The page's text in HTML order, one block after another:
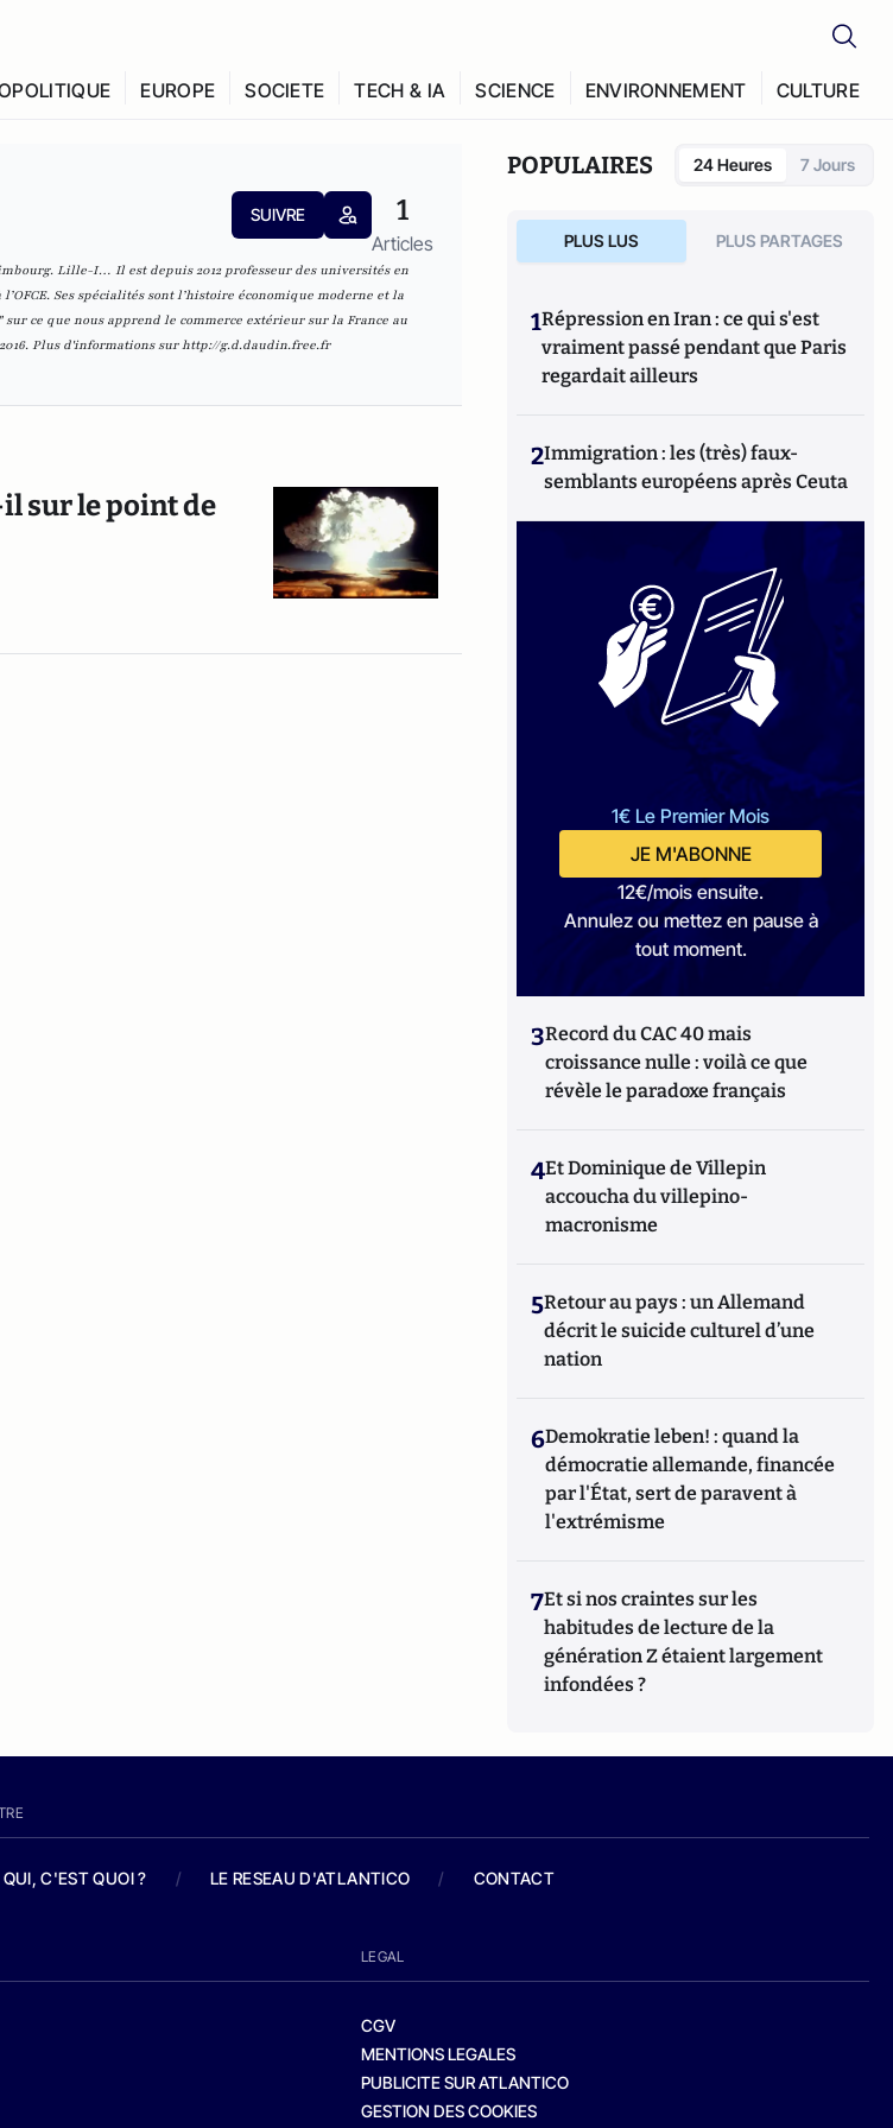
EUROPE SOCIETE TECH & IA SCIENCE ENVIRONNEMENT CULTURE
SUIVRE 1
Articles
Lille-I… Il est depuis 2012 professeur des universités en
Ses spécialités sont l’histoire économique moderne et la
sur ce que nous apprend le commerce extérieur sur la France au
Plus d'informations surhttp://g.d.daudin.free.fr
sur le point de
POPULAIRES 24 Heures 7 Jours
PLUS LUS PLUS PARTAGES
1Répression en Iran : ce qui s'est
vraiment passé pendant que Paris
regardait ailleurs
2Immigration : les (très) faux-
semblants européens après Ceuta
1€ Le Premier Mois
JE M'ABONNE
12€/mois ensuite.
Annulez ou mettez en pause à
tout moment.
3Record du CAC 40 mais
croissance nulle : voilà ce que
révèle le paradoxe français
4Et Dominique de Villepin
accoucha du villepino-
macronisme
5Retour au pays : un Allemand
décrit le suicide culturel d’une
nation
6Demokratie leben! : quand la
démocratie allemande, financée
par l'État, sert de paravent à
l'extrémisme
7Et si nos craintes sur les
habitudes de lecture de la
génération Z étaient largement
infondées ?
C'EST QUOI ? / LE RESEAU D'ATLANTICO / CONTACT
LEGAL
CGV
MENTIONS LEGALES
PUBLICITE SUR ATLANTICO
GESTION DES COOKIES